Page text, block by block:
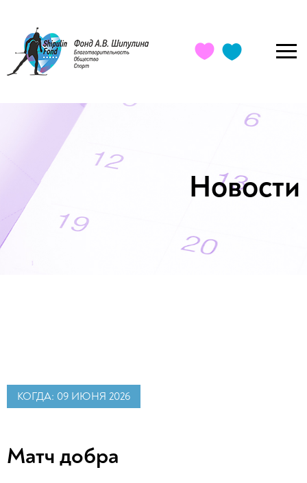
Новости
КОГДА: 09 ИЮНЯ 2026
Матч добра